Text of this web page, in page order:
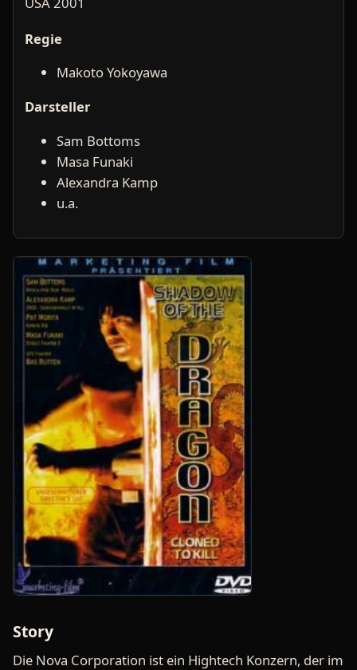
Regie
Makoto Yokoyawa
Darsteller
Sam Bottoms
Masa Funaki
Alexandra Kamp
u.a.
Story
Die Nova Corporation ist ein Hightech Konzern, der im